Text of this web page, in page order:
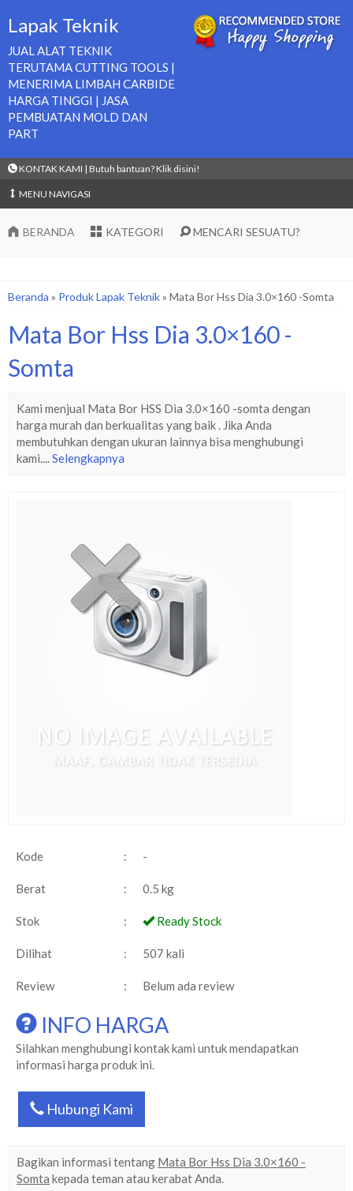
Lapak Teknik
JUAL ALAT TEKNIK
TERUTAMA CUTTING TOOLS |
MENERIMA LIMBAH CARBIDE
HARGA TINGGI | JASA
PEMBUATAN MOLD DAN
PART
KONTAK KAMI | Butuh bantuan? Klik disini!
MENU NAVIGASI
BERANDA KATEGORI MENCARI SESUATU?
Beranda » Produk Lapak Teknik» Mata Bor Hss Dia 3.0×160 -Somta
Mata Bor Hss Dia 3.0×160 -
Somta
Kami menjual Mata Bor HSS Dia 3.0×160 -somta dengan
harga murah dan berkualitas yang baik . Jika Anda
membutuhkan dengan ukuran lainnya bisa menghubungi
kami....Selengkapnya
Kode : -
Berat : 0.5 kg
Stok : Ready Stock
Dilihat : 507 kali
Review : Belum ada review
INFO HARGA
Silahkan menghubungi kontak kami untuk mendapatkan
informasi harga produk ini.
Hubungi Kami
Bagikan informasi tentang Mata Bor Hss Dia 3.0×160 -
Somta kepada teman atau kerabat Anda.